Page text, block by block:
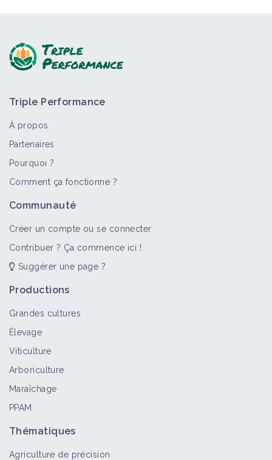
Triple Performance
À propos
Partenaires
Pourquoi ?
Comment ça fonctionne ?
Communauté
Créer un compte ou se connecter
Contribuer ? Ça commence ici !
Suggérer une page ?
Productions
Grandes cultures
Élevage
Viticulture
Arboriculture
Maraîchage
PPAM
Thématiques
Agriculture de précision